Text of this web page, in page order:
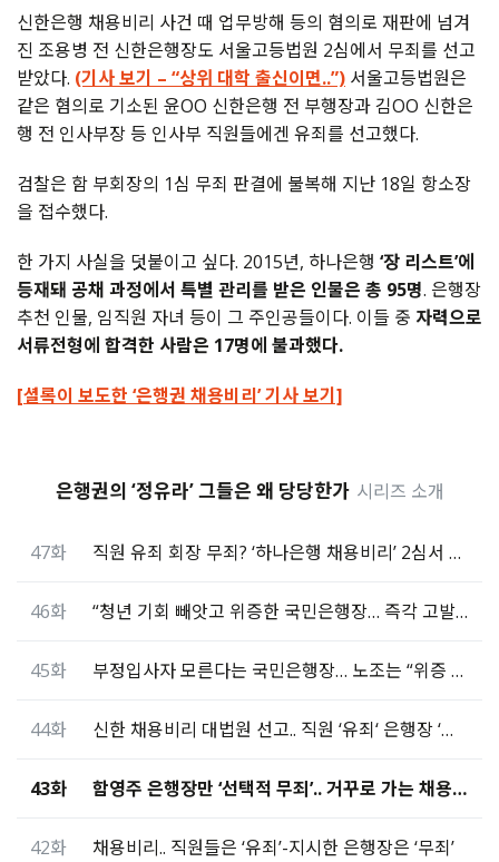
신한은행 채용비리 사건 때 업무방해 등의 혐의로 재판에 넘겨
진 조용병 전 신한은행장도 서울고등법원 2심에서 무죄를 선고
받았다. (기사 보기 – “상위 대학 출신이면..”) 서울고등법원은
같은 혐의로 기소된 윤OO 신한은행 전 부행장과 김OO 신한은
행 전 인사부장 등 인사부 직원들에겐 유죄를 선고했다.
검찰은 함 부회장의 1심 무죄 판결에 불복해 지난 18일 항소장
을 접수했다.
한 가지 사실을 덧붙이고 싶다. 2015년, 하나은행 ‘장 리스트’에
등재돼 공채 과정에서 특별 관리를 받은 인물은 총 95명. 은행장
추천 인물, 임직원 자녀 등이 그 주인공들이다. 이들 중 자력으로
서류전형에 합격한 사람은 17명에 불과했다.
[셜록이 보도한 ‘은행권 채용비리’ 기사 보기]
은행권의 ‘정유라’ 그들은 왜 당당한가 시리즈 소개
47화 직원 유죄 회장 무죄? ‘하나은행 채용비리’ 2심서 뒤집혔다
46화 “청년 기회 빼앗고 위증한 국민은행장… 즉각 고발해야”
45화 부정입사자 모른다는 국민은행장… 노조는 “위증 고발 요청”
44화 신한 채용비리 대법원 선고.. 직원 ‘유죄‘ 은행장 ‘무죄‘
43화 함영주 은행장만 ‘선택적 무죄’.. 거꾸로 가는 채용비리 판결
42화 채용비리.. 직원들은 ‘유죄’-지시한 은행장은 ‘무죄’